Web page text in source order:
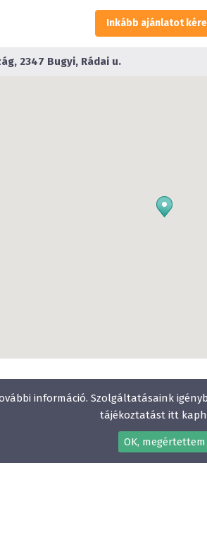
információ. Szolgáltatásaink
tájékoztatást itt
OK, megértettem
Inkább ajánlatot
2347 Bugyi, Rádai u.